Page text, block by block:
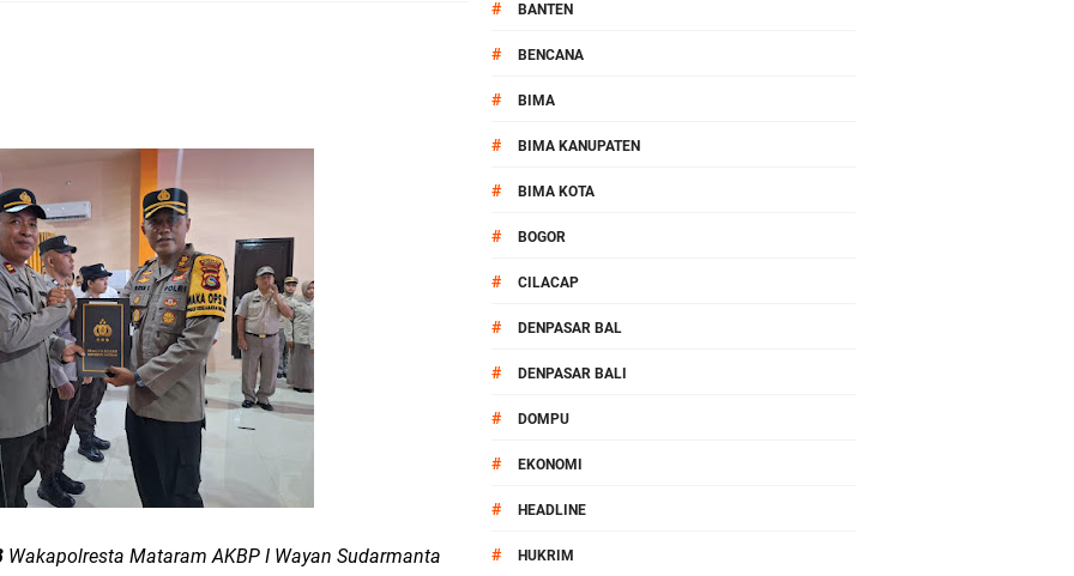
Patroli di Wilayah Ampenan
Kepala Lingkungan Taman Perkuat Sinergitas
2026 Digelar, Polsek Narmada Siap Jaga Kondusivitas
Arahan Ditbinmas, Intensifkan fungsi Polmas
Selaparang Bagikan Bendera Merah Putih kepada Warga
Dibekuk Polisi, Motor Curian Dijual ke Lombok Tengah
Polisi Berhasil Ungkap Kasus Kematian Mahasiswi NDR
Wakapolresta Mataram AKBP I Wayan Sudarmanta
# BANTEN
# BENCANA
# BIMA
# BIMA KANUPATEN
# BIMA KOTA
# BOGOR
# CILACAP
# DENPASAR BAL
# DENPASAR BALI
# DOMPU
# EKONOMI
# HEADLINE
# HUKRIM